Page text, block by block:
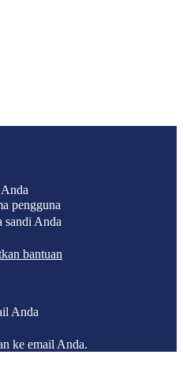
pengguna
sandi Anda
bantuan
Anda
ke email Anda.